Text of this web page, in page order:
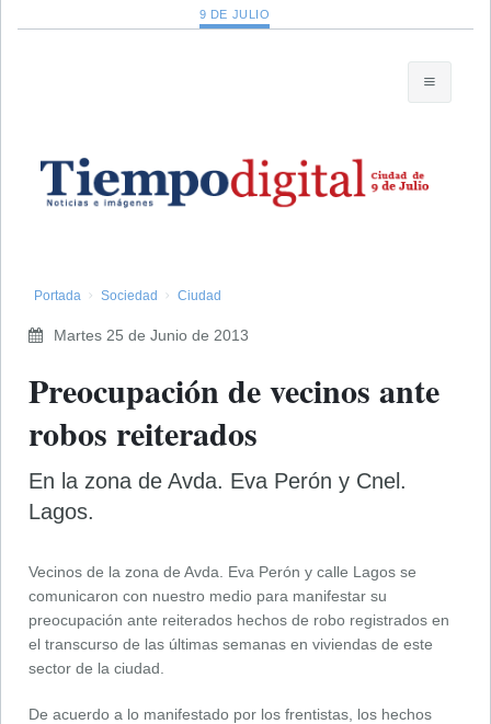
9 DE JULIO
Portada Sociedad Ciudad
Martes 25 de Junio de 2013
Preocupación de vecinos ante
robos reiterados
En la zona de Avda. Eva Perón y Cnel.
Lagos.
Vecinos de la zona de Avda. Eva Perón y calle Lagos se
comunicaron con nuestro medio para manifestar su
preocupación ante reiterados hechos de robo registrados en
el transcurso de las últimas semanas en viviendas de este
sector de la ciudad.
De acuerdo a lo manifestado por los frentistas, los hechos